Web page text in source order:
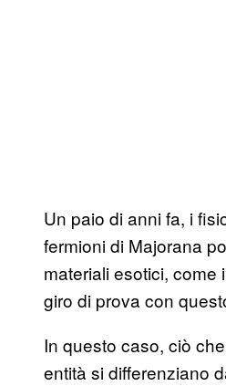
Un paio di anni fa, i
fermioni di Majorana
materiali esotici, come
giro di prova con
In questo caso, ciò
entità si differenziano